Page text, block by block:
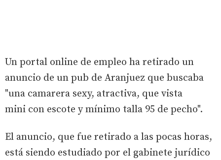
Un portal online de empleo ha retirado un
anuncio de un pub de Aranjuez que buscaba
"una camarera sexy, atractiva, que vista
mini con escote y mínimo talla 95 de pecho".
El anuncio, que fue retirado a las pocas horas,
está siendo estudiado por el gabinete jurídico